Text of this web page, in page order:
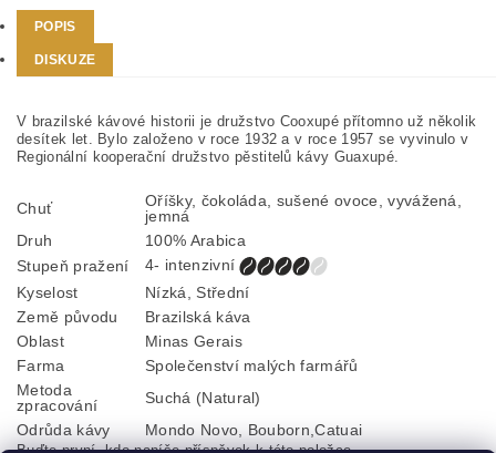
POPIS
DISKUZE
V brazilské kávové historii je družstvo Cooxupé přítomno už několik
desítek let. Bylo založeno v roce 1932 a v roce 1957 se vyvinulo v
Regionální kooperační družstvo pěstitelů kávy Guaxupé.
Chuť
Oříšky, čokoláda, sušené ovoce, vyvážená,
jemná
Druh
100% Arabica
Stupeň pražení
4- intenzivní
Kyselost
Nízká, Střední
Země původu
Brazilská káva
Oblast
Minas Gerais
Farma
Společenství malých farmářů
Metoda
zpracování
Suchá (Natural)
Odrůda kávy
Mondo Novo, Bouborn ,Catuai